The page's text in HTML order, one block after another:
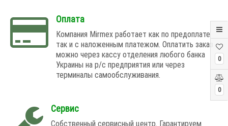
0
0
Оплата
Компания Mirmex работает как по предоплате
так и с наложенным платежом. Оплатить заказ
можно через кассу отделения любого банка
Украины на р/с предприятия или через
терминалы самообслуживания.
Сервис
Собственный сервисный центр. Гарантируем